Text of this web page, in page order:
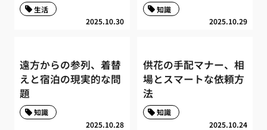
2025.10.30
生活
2025.10.29
知識
遠方からの参列、着替
えと宿泊の現実的な問
題
2025.10.28
知識
供花の手配マナー、相
場とスマートな依頼方
法
2025.10.24
知識